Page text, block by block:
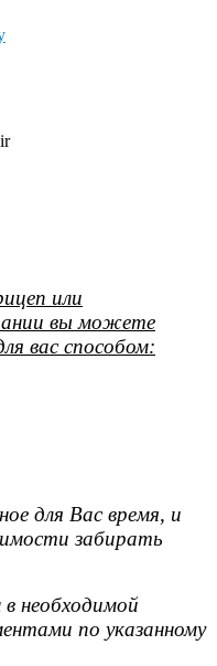
или
вы можете
вас способом:
для Вас время, и
забирать
необходимой
по указанному